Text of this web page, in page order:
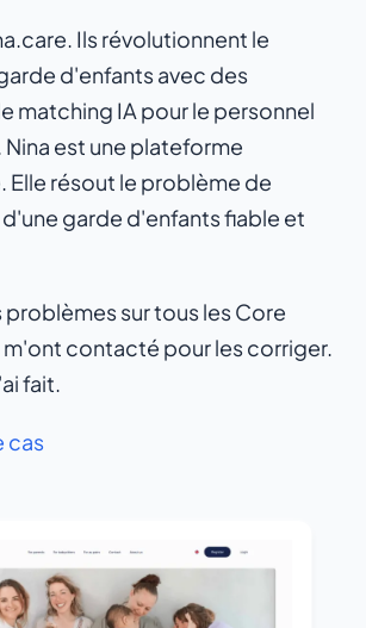
Ils révolutionnent le
d'enfants avec des
matching IA pour le personnel
Nina est une plateforme
Elle résout le problème de
garde d'enfants fiable et
problèmes sur tous les Core
m'ont contacté pour les corriger.
fait.
cas